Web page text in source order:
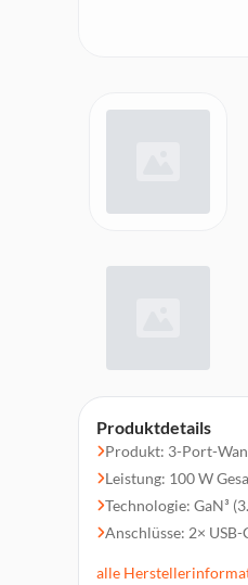
Produktdetails
Produkt: 3-Port-
Leistung: 100 W
Technologie: GaN³
Anschlüsse: 2× USB-
alle